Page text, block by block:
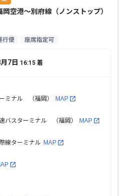
岡空港〜別府線（ノンストップ）
行便 座席指定可
7日 16:15 着
ミナル （福岡）
MAP
バスターミナル （福岡）
MAP
線ターミナル MAP